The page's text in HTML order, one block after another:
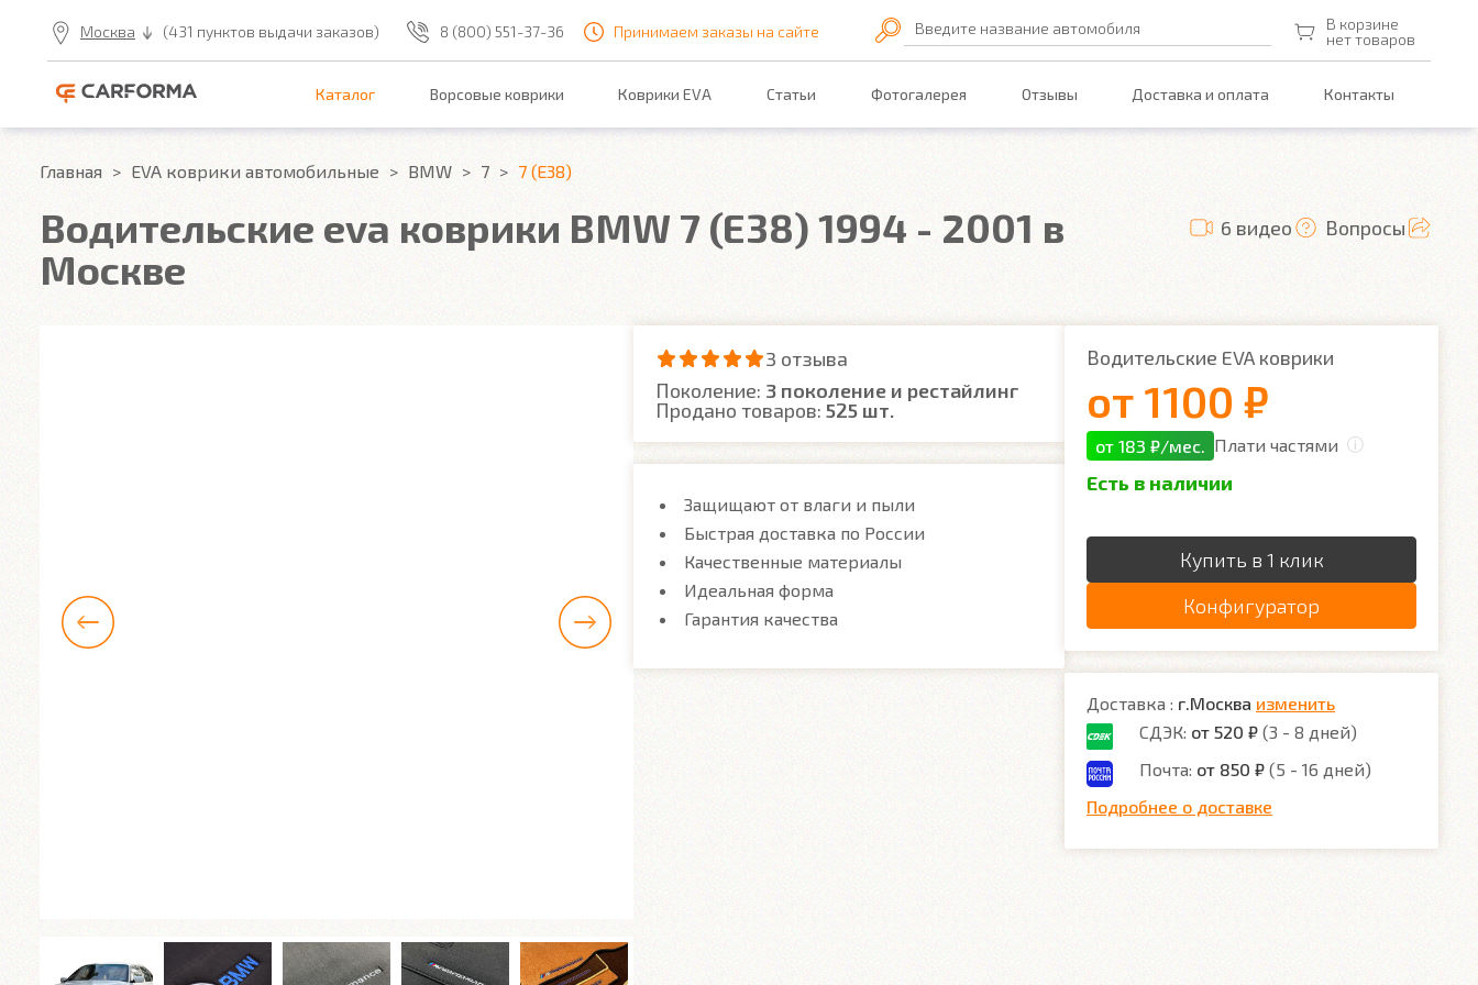
Москва (431 пунктов выдачи заказов) 8 (800) 551-37-36 Принимаем заказы на сайте Введите название автомобиля
В корзине
нет товаров
Каталог Ворсовые коврики Коврики EVA Статьи Фотогалерея Отзывы Доставка и оплата Контакты
Главная EVA коврики автомобильные BMW 7 7 (E38)
Водительские eva коврики BMW 7 (E38) 1994 - 2001 в
Москве
6 видео Вопросы
3 отзыва
Поколение: 3 поколение и рестайлинг
Продано товаров: 525 шт.
Защищают от влаги и пыли
Быстрая доставка по России
Качественные материалы
Идеальная форма
Гарантия качества
Водительские EVA коврики
от 1100 ₽
от 183 ₽/мес. Плати частями
Есть в наличии
Купить в 1 клик
Конфигуратор
Доставка : г.Москва изменить
СДЭК: от 520 ₽ (3 - 8 дней)
Почта: от 850 ₽ (5 - 16 дней)
Подробнее о доставке